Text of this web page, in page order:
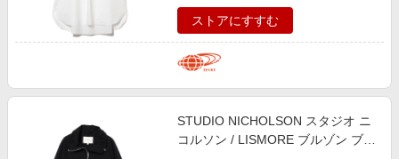
ストアにすすむ
STUDIO NICHOLSON スタジオ ニ
コルソン / LISMORE ブルゾン ブル